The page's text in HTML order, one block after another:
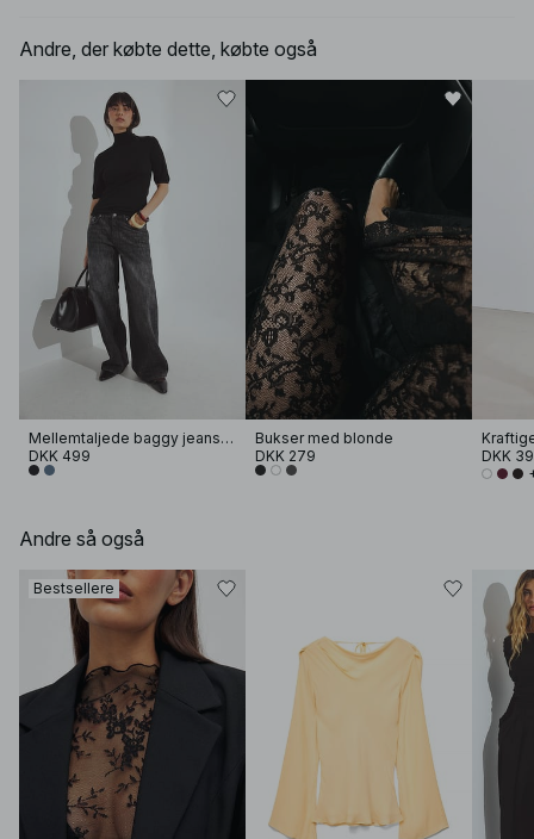
Andre, der købte dette, købte også
Mellemtaljede baggy jeans med detalje i ryggen
DKK 499
Bukser med blonde
DKK 279
DKK
Andre så også
Bestsellere